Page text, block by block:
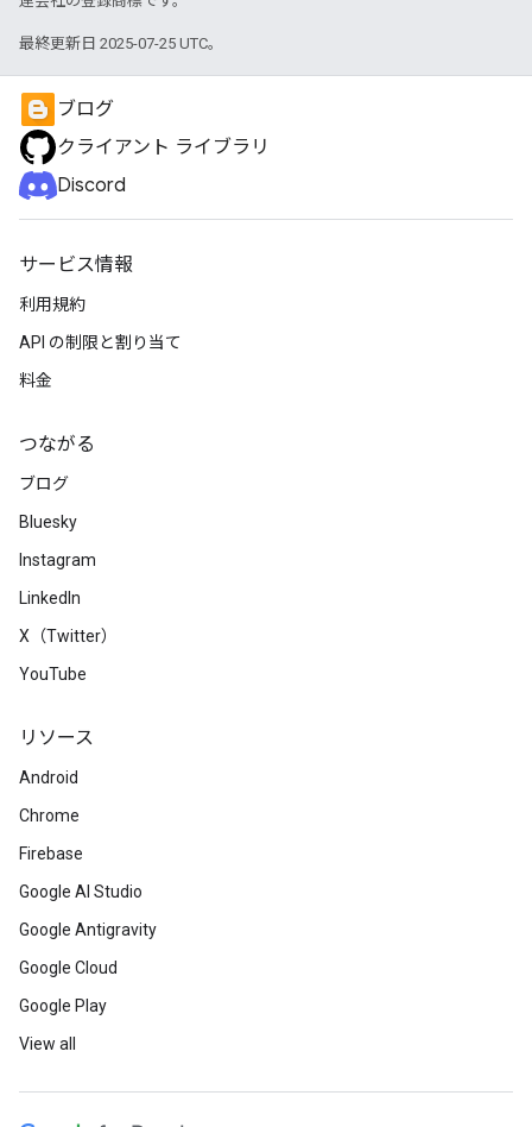
最終更新日 2025-07-25 UTC。
ブログ
クライアント ライブラリ
Discord
サービス情報
利用規約
API の制限と割り当て
料金
つながる
ブログ
Bluesky
Instagram
LinkedIn
X（Twitter）
YouTube
リソース
Android
Chrome
Firebase
Google AI Studio
Google Antigravity
Google Cloud
Google Play
View all